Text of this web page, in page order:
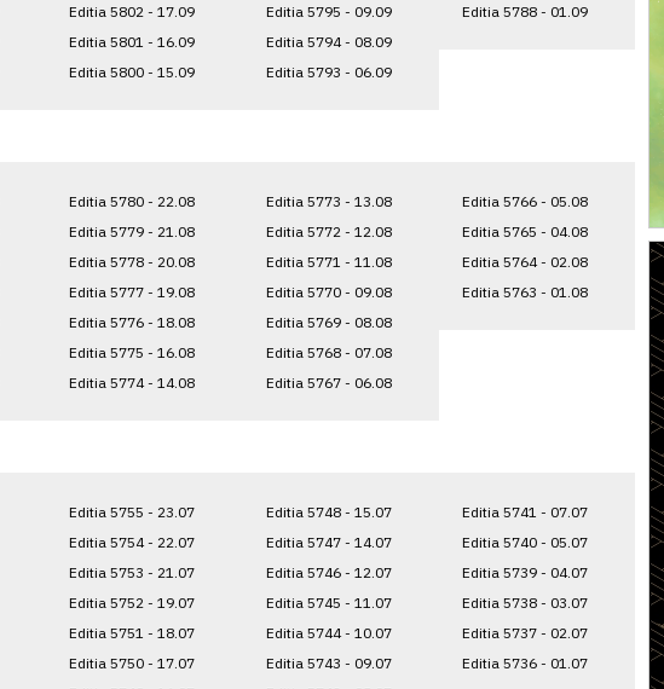
Editia 5802 - 17.09
Editia 5801 - 16.09
Editia 5800 - 15.09
Editia 5795 - 09.09
Editia 5794 - 08.09
Editia 5793 - 06.09
Editia 5788 - 01.09
Editia 5780 - 22.08
Editia 5779 - 21.08
Editia 5778 - 20.08
Editia 5777 - 19.08
Editia 5776 - 18.08
Editia 5775 - 16.08
Editia 5774 - 14.08
Editia 5773 - 13.08
Editia 5772 - 12.08
Editia 5771 - 11.08
Editia 5770 - 09.08
Editia 5769 - 08.08
Editia 5768 - 07.08
Editia 5767 - 06.08
Editia 5766 - 05.08
Editia 5765 - 04.08
Editia 5764 - 02.08
Editia 5763 - 01.08
Editia 5755 - 23.07
Editia 5754 - 22.07
Editia 5753 - 21.07
Editia 5752 - 19.07
Editia 5751 - 18.07
Editia 5750 - 17.07
Editia 5748 - 15.07
Editia 5747 - 14.07
Editia 5746 - 12.07
Editia 5745 - 11.07
Editia 5744 - 10.07
Editia 5743 - 09.07
Editia 5741 - 07.07
Editia 5740 - 05.07
Editia 5739 - 04.07
Editia 5738 - 03.07
Editia 5737 - 02.07
Editia 5736 - 01.07